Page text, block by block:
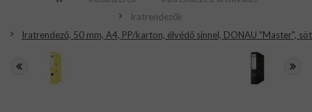
Iratrendezők
Iratrendező, 50 mm, A4, PP/karton, élvédő sínnel, DONAU "Master",